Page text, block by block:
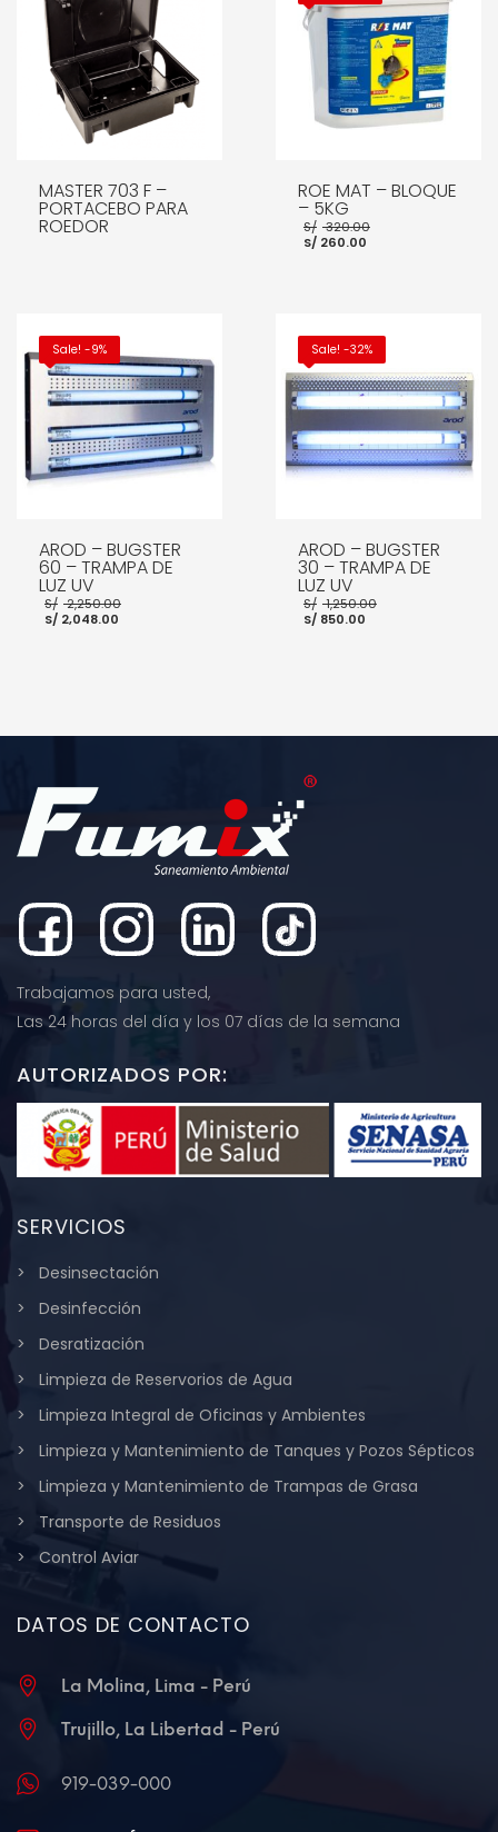
MASTER 703 F –
PORTACEBO PARA
ROEDOR
ROE MAT – BLOQUE
– 5KG
S/ 320.00
S/260.00
AÑADIR AL CARRITO
Sale! -9%
AROD – BUGSTER
60 – TRAMPA DE
LUZ UV
S/ 2,250.00
S/ 2,048.00
Sale! -32%
AROD – BUGSTER
30 – TRAMPA DE
LUZ UV
S/ 1,250.00
S/850.00
Trabajamos para usted,
Las 24 horas del día y los 07 días de la semana
AUTORIZADOS POR:
SERVICIOS
Desinsectación
Desinfección
Desratización
Limpieza de Reservorios de Agua
Limpieza Integral de Oficinas y Ambientes
Limpieza y Mantenimiento de Tanques y Pozos Sépticos
Limpieza y Mantenimiento de Trampas de Grasa
Transporte de Residuos
Control Aviar
DATOS DE CONTACTO
La Molina, Lima - Perú
Trujillo, La Libertad - Perú
919-039-000